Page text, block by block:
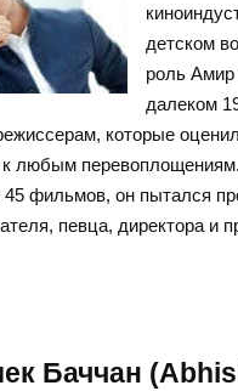
детском
роль
далеком
которые
к любым
фильмов, он пытался
певца, директора и
Баччан